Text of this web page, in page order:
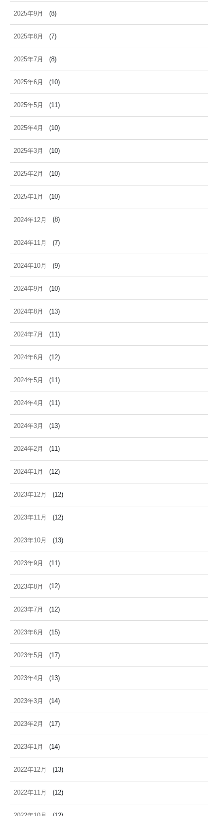
2025年9月 (8)
2025年8月 (7)
2025年7月 (8)
2025年6月 (10)
2025年5月 (11)
2025年4月 (10)
2025年3月 (10)
2025年2月 (10)
2025年1月 (10)
2024年12月 (8)
2024年11月 (7)
2024年10月 (9)
2024年9月 (10)
2024年8月 (13)
2024年7月 (11)
2024年6月 (12)
2024年5月 (11)
2024年4月 (11)
2024年3月 (13)
2024年2月 (11)
2024年1月 (12)
2023年12月 (12)
2023年11月 (12)
2023年10月 (13)
2023年9月 (11)
2023年8月 (12)
2023年7月 (12)
2023年6月 (15)
2023年5月 (17)
2023年4月 (13)
2023年3月 (14)
2023年2月 (17)
2023年1月 (14)
2022年12月 (13)
2022年11月 (12)